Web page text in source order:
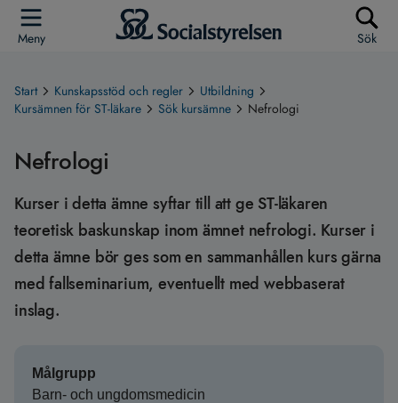
Meny Sök
Start Kunskapsstöd och regler
Utbildning
Kursämnen för ST-läkare
Sök kursämne Nefrologi
Nefrologi
Kurser i detta ämne syftar till att ge ST-läkaren
teoretisk baskunskap inom ämnet nefrologi. Kurser i
detta ämne bör ges som en sammanhållen kurs gärna
med fallseminarium, eventuellt med webbaserat
inslag.
Målgrupp
Barn- och ungdomsmedicin